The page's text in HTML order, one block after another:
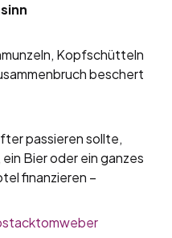
Kopfschütteln
beschert
passieren sollte,
Bier oder ein ganzes
finanzieren –